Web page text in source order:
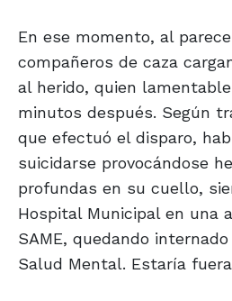
En ese momento, al
compañeros de caza
al herido, quien
minutos después. Según
que efectuó el disparo,
suicidarse provocándose
profundas en su cuello,
Hospital Municipal en una
SAME, quedando
Salud Mental. Estaría